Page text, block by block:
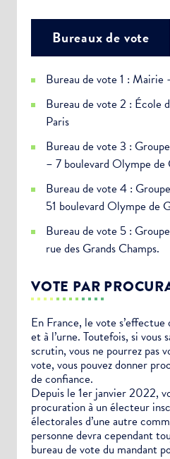
Bureaux de vote
Bureau de vote 1 :
Bureau de vote 2 : École
Paris
Bureau de vote 3 :
– 7 boulevard Olympe de
Bureau de vote 4 :
51 boulevard Olympe de
Bureau de vote 5 :
rue des Grands Champs.
VOTE PAR
En France, le vote
et à l’urne. Toutefois, si vous
scrutin, vous ne pourrez pas
vote, vous pouvez donner
de confiance.
Depuis le 1er janvier 2022,
procuration à un électeur
électorales d’une autre
personne devra cependant
bureau de vote du mandant